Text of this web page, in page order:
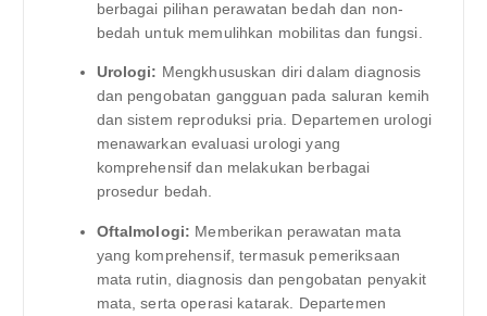
berbagai pilihan perawatan bedah dan non-
bedah untuk memulihkan mobilitas dan fungsi.
Urologi: Mengkhususkan diri dalam diagnosis
dan pengobatan gangguan pada saluran kemih
dan sistem reproduksi pria. Departemen urologi
menawarkan evaluasi urologi yang
komprehensif dan melakukan berbagai
prosedur bedah.
Oftalmologi: Memberikan perawatan mata
yang komprehensif, termasuk pemeriksaan
mata rutin, diagnosis dan pengobatan penyakit
mata, serta operasi katarak. Departemen